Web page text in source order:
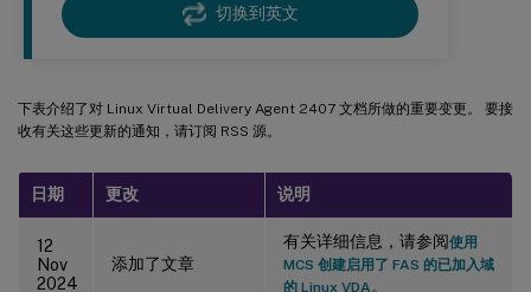
切换到英文
下表介绍了对 Linux Virtual Delivery Agent 2407 文档所做的重要变更。 要接
收有关这些更新的通知，请订阅 RSS 源。
日期 更改 说明
12
Nov
2024
添加了文章
有关详细信息，请参阅使用
MCS 创建启用了 FAS 的已加入域
的 Linux VDA 。